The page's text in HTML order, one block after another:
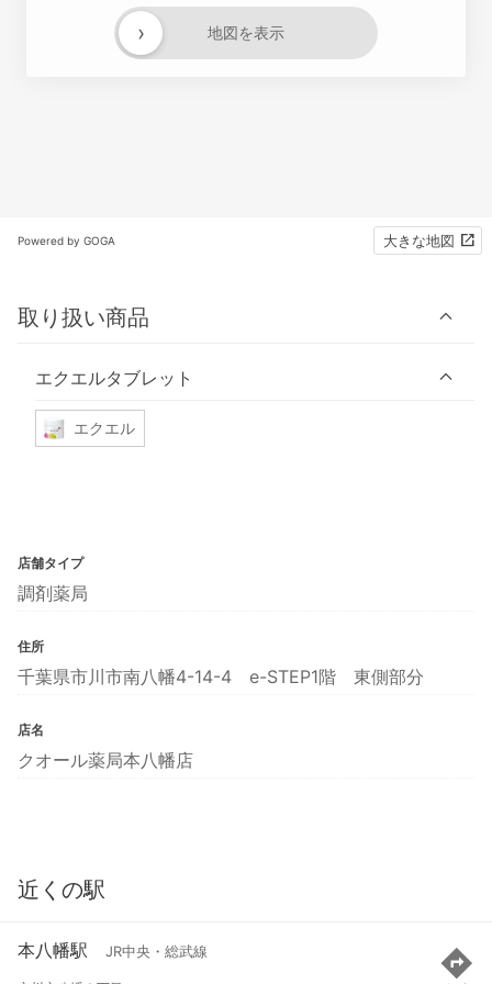
地図を表示
›
Powered by GOGA 大きな地図
取り扱い商品
エクエルタブレット
エクエル
店舗タイプ
調剤薬局
住所
千葉県市川市南八幡4-14-4 e-STEP1階 東側部分
店名
クオール薬局本八幡店
近くの駅
本八幡駅 JR中央・総武線